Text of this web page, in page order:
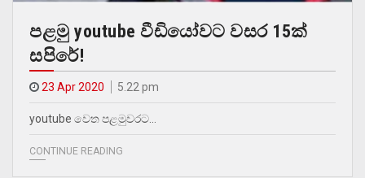
පළමු youtube වීඩියෝවට වසර 15ක්
සපිරේ!
23 Apr 2020 5.22 pm
youtube වෙත පළමුවරට…
CONTINUE READING